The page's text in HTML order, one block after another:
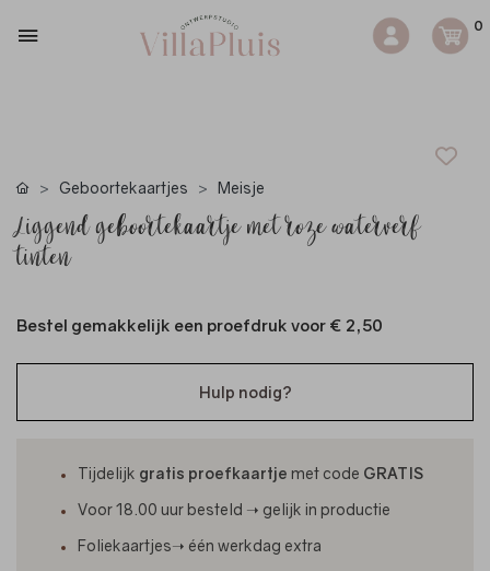
0
Geboortekaartjes Meisje
Liggend geboortekaartje met roze waterverf
tinten
Bestel gemakkelijk een proefdruk voor € 2,50
Hulp nodig?
Tijdelijk gratis proefkaartje met code GRATIS
Voor 18.00 uur besteld ➝ gelijk in productie
Foliekaartjes➝ één werkdag extra